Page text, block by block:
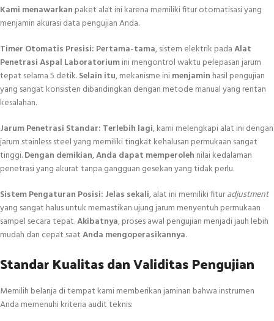
Kami menawarkan paket alat ini karena memiliki fitur otomatisasi yang
menjamin akurasi data pengujian Anda.
Timer Otomatis Presisi: Pertama-tama, sistem elektrik padaAlat
Penetrasi Aspal Laboratoriumini mengontrol waktu pelepasan jarum
tepat selama 5 detik.Selain itu, mekanisme inimenjamin hasil pengujian
yang sangat konsisten dibandingkan dengan metode manual yang rentan
kesalahan.
Jarum Penetrasi Standar: Terlebih lagi, kami melengkapi alat ini dengan
jarum stainless steel yang memiliki tingkat kehalusan permukaan sangat
tinggi.Dengan demikian,Anda dapat memperoleh nilai kedalaman
penetrasi yang akurat tanpa gangguan gesekan yang tidak perlu.
Sistem Pengaturan Posisi: Jelas sekali, alat ini memiliki fituradjustment
yang sangat halus untuk memastikan ujung jarum menyentuh permukaan
sampel secara tepat.Akibatnya, proses awal pengujian menjadi jauh lebih
mudah dan cepat saatAnda mengoperasikannya.
Standar Kualitas dan Validitas Pengujian
Memilih belanja di tempat kami memberikan jaminan bahwa instrumen
Anda memenuhi kriteria audit teknis: